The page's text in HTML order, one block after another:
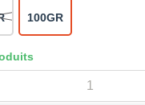
100GR